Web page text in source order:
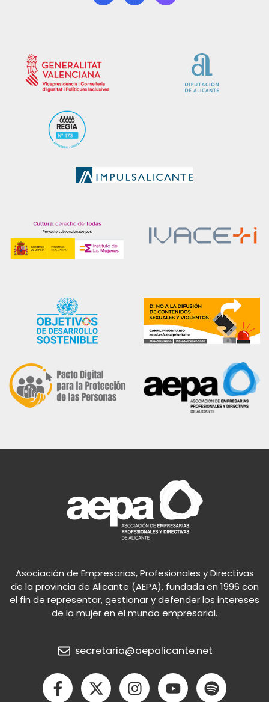
Asociación de Empresarias, Profesionales y Directivas
de la provincia de Alicante (AEPA), fundada en 1996 con
el fin de representar, gestionar y defender los intereses
de la mujer en el mundo empresarial.
secretaria@aepalicante.net
F
a
X
-
I
n
Y
o
S
p